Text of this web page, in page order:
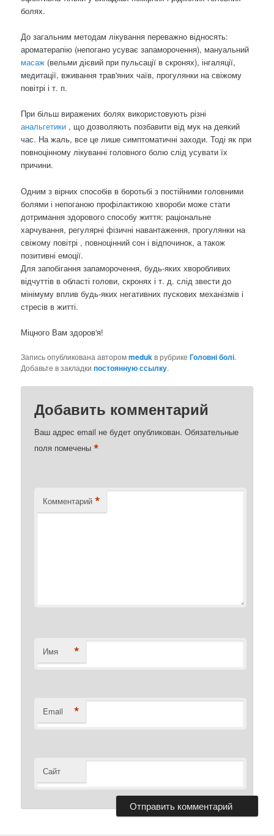
болях.
До загальним методам лікування переважно відносять:
ароматерапію (непогано усуває запаморочення), мануальний
масаж (вельми дієвий при пульсації в скронях), інгаляції,
медитації, вживання трав'яних чаїв, прогулянки на свіжому
повітрі і т. п.
При більш виражених болях використовують різні
анальгетики , що дозволяють позбавити від мук на деякий
час. На жаль, все це лише симптоматичні заходи. Тоді як при
повноцінному лікуванні головного болю слід усувати їх
причини.
Одним з вірних способів в боротьбі з постійними головними
болями і непоганою профілактикою хвороби може стати
дотримання здорового способу життя: раціональне
харчування, регулярні фізичні навантаження, прогулянки на
свіжому повітрі , повноцінний сон і відпочинок, а також
позитивні емоції.
Для запобігання запаморочення, будь-яких хворобливих
відчуттів в області голови, скронях і т. д. слід звести до
мінімуму вплив будь-яких негативних пускових механізмів і
стресів в житті.
Міцного Вам здоров'я!
Запись опубликована авторомmedukв рубрикеГоловні болі.
Добавьте в закладкипостоянную ссылку.
Добавить комментарий
Ваш адрес email не будет опубликован. Обязательные
поля помечены*
Комментарий *
Имя *
Email *
Сайт